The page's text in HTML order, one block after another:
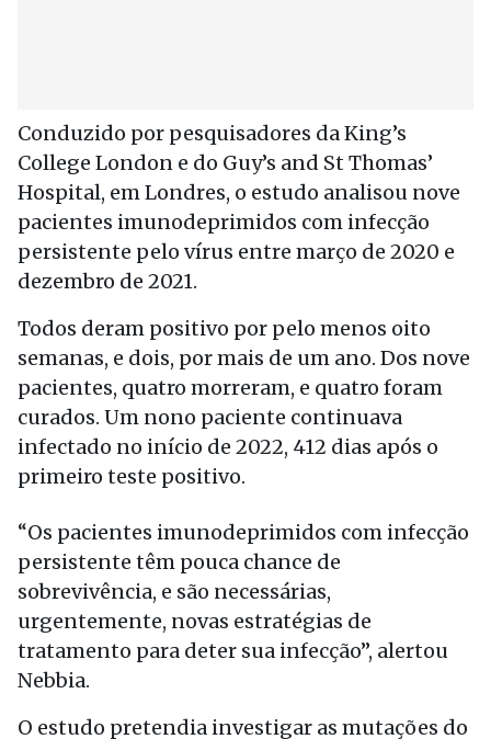
Conduzido por pesquisadores da King’s
College London e do Guy’s and St Thomas’
Hospital, em Londres, o estudo analisou nove
pacientes imunodeprimidos com infecção
persistente pelo vírus entre março de 2020 e
dezembro de 2021.
Todos deram positivo por pelo menos oito
semanas, e dois, por mais de um ano. Dos nove
pacientes, quatro morreram, e quatro foram
curados. Um nono paciente continuava
infectado no início de 2022, 412 dias após o
primeiro teste positivo.
“Os pacientes imunodeprimidos com infecção
persistente têm pouca chance de
sobrevivência, e são necessárias,
urgentemente, novas estratégias de
tratamento para deter sua infecção”, alertou
Nebbia.
O estudo pretendia investigar as mutações do